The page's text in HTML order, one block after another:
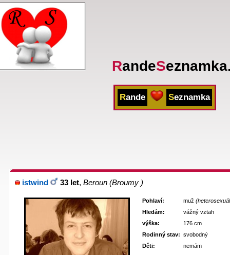
RandeS
Rande Seznamka
istwind 33 let, Beroun (Broumy )
Pohlaví: muž
Hledám:
vážný vztah
výška:
176 cm
Rodinný stav: svobodný
Děti:
nemám